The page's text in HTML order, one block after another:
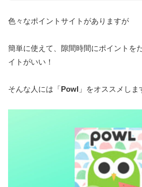
色々なポイントサイトがありますが
簡単に使えて、隙間時間にポイントを
イトがいい！
そんな人には「Powl 」をオススメしま